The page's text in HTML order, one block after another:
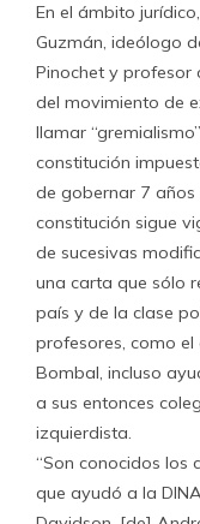
En el ámbito
Guzmán, ideólogo
Pinochet y profesor
del movimiento de
llamar
constitución
de gobernar 7 años
constitución sigue
de sucesivas
una carta que sólo
país y de la clase
profesores, como
Bombal, incluso
a sus entonces
izquierdista.
“Son conocidos los
que ayudó a la